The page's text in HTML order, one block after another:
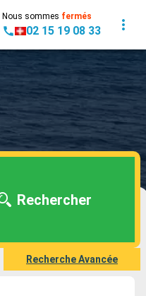
Nous sommes fermés
02 15 19 08 33
Rechercher
Recherche Avancée